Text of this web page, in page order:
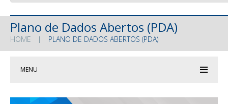
Plano de Dados Abertos (PDA)
HOME PLANO DE DADOS ABERTOS (PDA)
MENU